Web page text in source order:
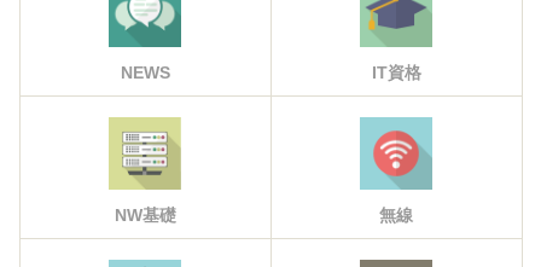
NEWS IT資格
NW基礎 無線